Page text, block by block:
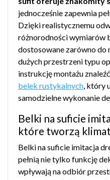
jednocześnie zapewnia
Dzięki realistycznemu
różnorodności wymiarów
dostosowane zarówno do
dużych przestrzeni typu
instrukcję montażu
belek rustykalnych, który
samodzielne wykonanie
Belki na suficie
które tworzą klimat
Belki na suficie imitacja
pełnią nie tylko funkcję
wpływają na odbiór